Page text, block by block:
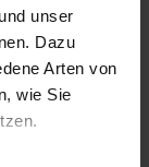
unser
Dazu
Arten von
wie Sie